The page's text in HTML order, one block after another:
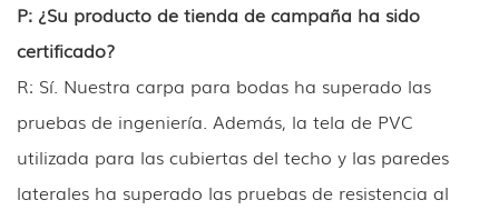
P: ¿Su producto de tienda de campaña ha sido
certificado?
R: Sí. Nuestra carpa para bodas ha superado las
pruebas de ingeniería. Además, la tela de PVC
utilizada para las cubiertas del techo y las paredes
laterales ha superado las pruebas de resistencia al